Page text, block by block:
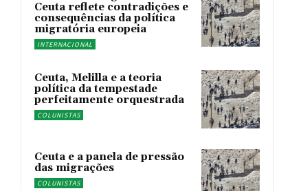
Ceuta reflete contradições e
consequências da política
migratória europeia
INTERNACIONAL
Ceuta, Melilla e a teoria
política da tempestade
perfeitamente orquestrada
COLUNISTAS
Ceuta e a panela de pressão
das migrações
COLUNISTAS